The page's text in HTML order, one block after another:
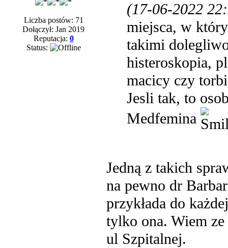
Liczba postów: 71
Dołączył: Jan 2019
Reputacja: 0
Status:
(17-06-2022
miejsca, w
takimi
histeroskopia,
macicy czy
Jesli tak, to
Medfemina
Jedną z takich
na pewno dr
przykłada do
tylko ona. Wiem
ul Szpitalnej.